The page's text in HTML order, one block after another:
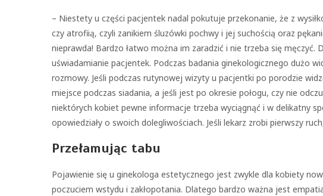
– Niestety u części pacjentek nadal pokutuje przekonanie, że z
czy atrofiią, czyli zanikiem śluzówki pochwy i jej suchością oraz
nieprawda! Bardzo łatwo można im zaradzić i nie trzeba się
uświadamianie pacjentek. Podczas badania ginekologicznego dużo
rozmowy. Jeśli podczas rutynowej wizyty u pacjentki po porodzie
miejsce podczas siadania, a jeśli jest po okresie połogu, czy nie
niektórych kobiet pewne informacje trzeba wyciągnąć i w delikatny
opowiedziały o swoich dolegliwościach. Jeśli lekarz zrobi pierwszy
Przełamując tabu
Pojawienie się u ginekologa estetycznego jest zwykle dla kobiety
poczuciem wstydu i zakłopotania. Dlatego bardzo ważna jest